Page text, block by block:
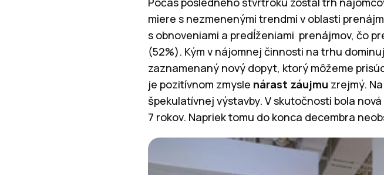
miere s nezmenenými trendmi v oblasti
s obnoveniami a predĺženiami prenájmov, čo
(52%). Kým v nájomnej činnosti na trhu
zaznamenaný nový dopyt, ktorý môžeme
je pozitívnom zmysle nárast záujmu zrejmý.
špekulatívnej výstavby. V skutočnosti bola
7 rokov. Napriek tomu do konca decembra